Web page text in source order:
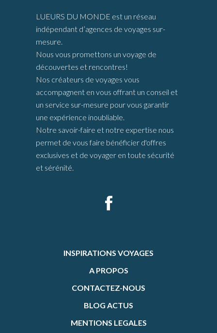
LUEURS DU MONDE est un réseau
indépendant d’agences de voyages sur-
mesure.
Nous vous promettons un voyage de
découvertes et rencontres!
Nos créateurs de voyages vous
accompagnent en vous offrant un conseil et
un service sur-mesure pour vous garantir
une expérience inoubliable.
Notre savoir-faire et notre expertise nous
permet de vous faire bénéficier d'offres
exclusives et de voyager en toute sécurité
et sérénité.
INSPIRATIONS VOYAGES
A PROPOS
CONTACTEZ-NOUS
BLOG ACTUS
MENTIONS LEGALES